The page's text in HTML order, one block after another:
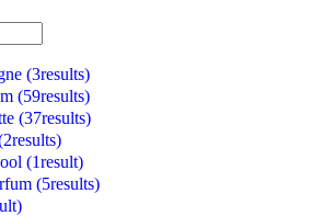
(3results)
(59results)
(37results)
results)
(1result)
(5results)
)